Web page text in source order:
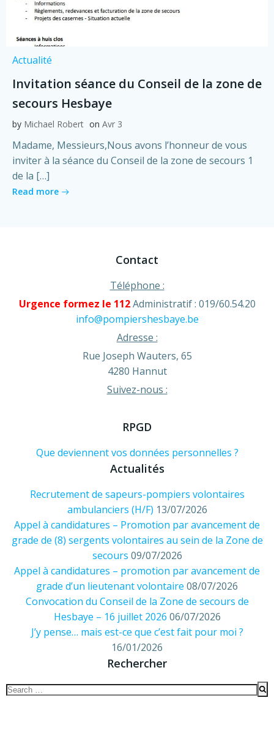
Actualité
Invitation séance du Conseil de la zone de
secours Hesbaye
by Michael Robert on Avr 3
Madame, Messieurs,Nous avons l’honneur de vous
inviter à la séance du Conseil de la zone de secours 1
de la […]
Read more
Contact
Téléphone :
Urgence formez le 112Administratif : 019/60.54.20
info@pompiershesbaye.be
Adresse :
Rue Joseph Wauters, 65
4280 Hannut
Suivez-nous :
RPGD
Que deviennent vos données personnelles ?
Actualités
Recrutement de sapeurs-pompiers volontaires
ambulanciers (H/F) 13/07/2026
Appel à candidatures – Promotion par avancement de
grade de (8) sergents volontaires au sein de la Zone de
secours 09/07/2026
Appel à candidatures – promotion par avancement de
grade d’un lieutenant volontaire 08/07/2026
Convocation du Conseil de la Zone de secours de
Hesbaye – 16 juillet 2026 06/07/2026
J’y pense… mais est-ce que c’est fait pour moi ?
16/01/2026
Rechercher
Search